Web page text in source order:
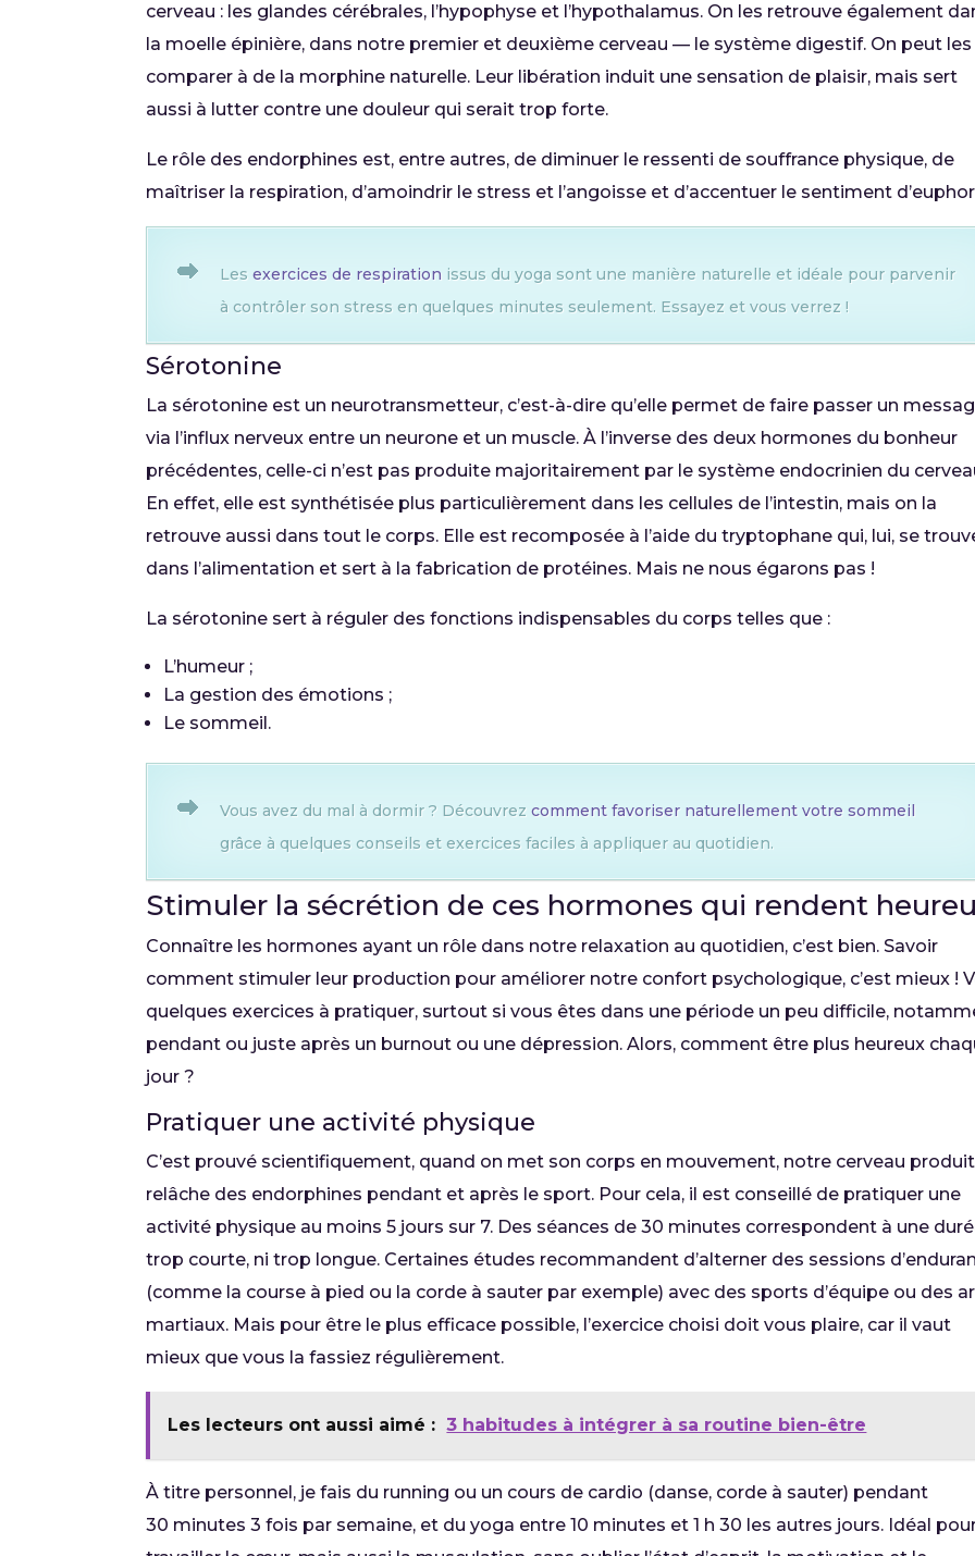
cerveau : les glandes cérébrales, l’hypophyse et l’hypothalamus. On les retrouve également
la moelle épinière, dans notre premier et deuxième cerveau — le système digestif. On peut les
comparer à de la morphine naturelle. Leur libération induit une sensation de plaisir, mais sert
aussi à lutter contre une douleur qui serait trop forte.
Le rôle des endorphines est, entre autres, de diminuer le ressenti de souffrance physique, de
maîtriser la respiration, d’amoindrir le stress et l’angoisse et d’accentuer le sentiment
Lesexercices de respiration issus du yoga sont une manière naturelle et idéale pour parvenir
à contrôler son stress en quelques minutes seulement. Essayez et vous verrez !
Sérotonine
La sérotonine est un neurotransmetteur, c’est-à-dire qu’elle permet de faire passer un
via l’influx nerveux entre un neurone et un muscle. À l’inverse des deux hormones du bonheur
précédentes, celle-ci n’est pas produite majoritairement par le système endocrinien du
En effet, elle est synthétisée plus particulièrement dans les cellules de l’intestin, mais on la
retrouve aussi dans tout le corps. Elle est recomposée à l’aide du tryptophane qui, lui, se
dans l’alimentation et sert à la fabrication de protéines. Mais ne nous égarons pas !
La sérotonine sert à réguler des fonctions indispensables du corps telles que :
L’humeur ;
La gestion des émotions ;
Le sommeil.
Vous avez du mal à dormir ? Découvrez comment favoriser naturellement votre sommeil
grâce à quelques conseils et exercices faciles à appliquer au quotidien.
Stimuler la sécrétion de ces hormones qui rendent
Connaître les hormones ayant un rôle dans notre relaxation au quotidien, c’est bien. Savoir
comment stimuler leur production pour améliorer notre confort psychologique, c’est mieux !
quelques exercices à pratiquer, surtout si vous êtes dans une période un peu difficile,
pendant ou juste après un burnout ou une dépression. Alors, comment être plus heureux
jour ?
Pratiquer une activité physique
C’est prouvé scientifiquement, quand on met son corps en mouvement, notre cerveau
relâche des endorphines pendant et après le sport. Pour cela, il est conseillé de pratiquer une
activité physique au moins 5 jours sur 7. Des séances de 30 minutes correspondent à une
trop courte, ni trop longue. Certaines études recommandent d’alterner des sessions
(comme la course à pied ou la corde à sauter par exemple) avec des sports d’équipe ou des
martiaux. Mais pour être le plus efficace possible, l’exercice choisi doit vous plaire, car il vaut
mieux que vous la fassiez régulièrement.
Les lecteurs ont aussi aimé : 3 habitudes à intégrer à sa routine bien-être
À titre personnel, je fais du running ou un cours de cardio (danse, corde à sauter) pendant
30 minutes 3 fois par semaine, et du yoga entre 10 minutes et 1 h 30 les autres jours. Idéal